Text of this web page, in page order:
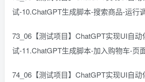
试-10.ChatGPT生成脚本-搜索商品-运行
73_06【测试项目】ChatGPT实现UI自动
试-11.ChatGPT生成脚本-加入购物车-页
74_06【测试项目】ChatGPT实现UI自动